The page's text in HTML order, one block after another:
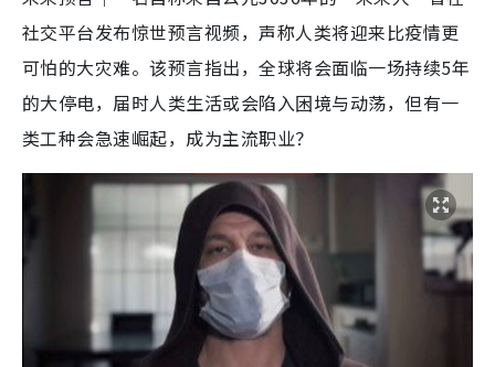
社交平台发布惊世预言视频，声称人类将迎来比疫情更
可怕的大灾难。该预言指出，全球将会面临一场持续5年
的大停电，届时人类生活或会陷入困境与动荡，但有一
类工种会急速崛起，成为主流职业？